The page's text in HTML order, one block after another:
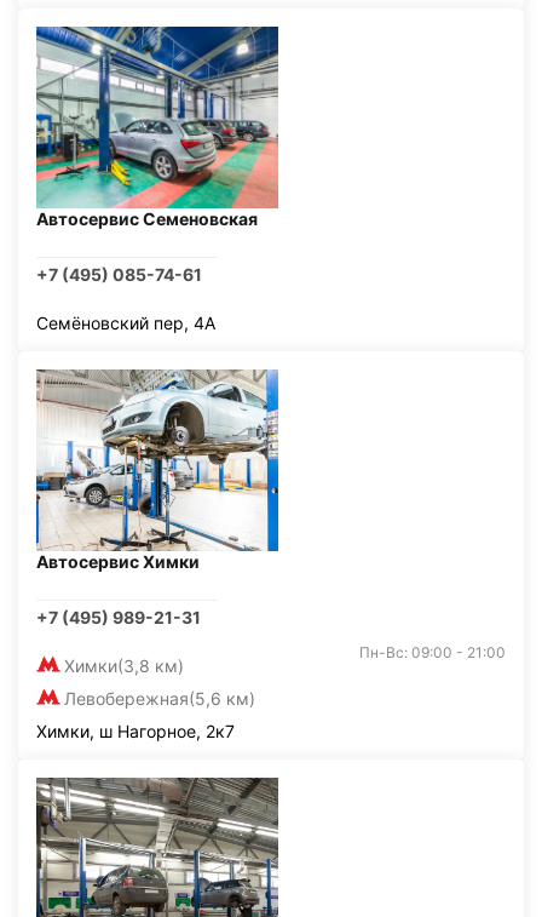
Автосервис Семеновская
+7 (495) 085-74-61
Семёновский пер, 4А
Автосервис Химки
+7 (495) 989-21-31
Химки(3,8 км)
Левобережная(5,6 км)
Пн-Вс: 09:00 - 21:00
Химки, ш Нагорное, 2к7